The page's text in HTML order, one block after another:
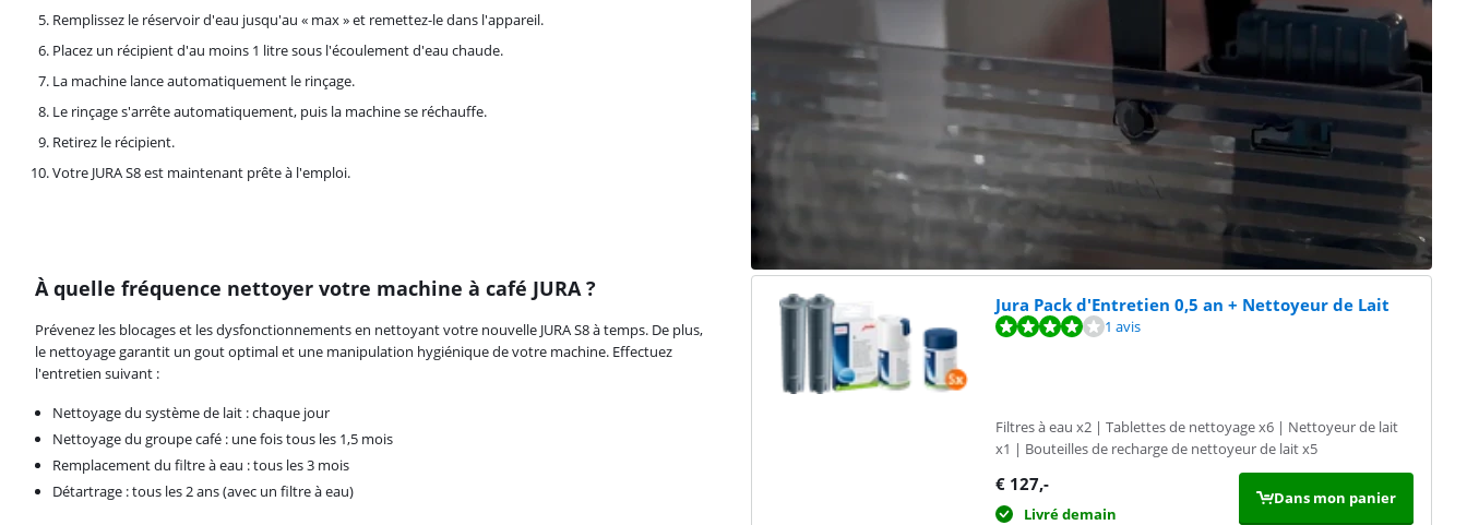
Remplissez le réservoir d'eau jusqu'au « max » et remettez-le dans l'appareil.
Placez un récipient d'au moins 1 litre sous l'écoulement d'eau chaude.
La machine lance automatiquement le rinçage.
Le rinçage s'arrête automatiquement, puis la machine se réchauffe.
Retirez le récipient.
Votre JURA S8 est maintenant prête à l'emploi.
À quelle fréquence nettoyer votre machine à café JURA ?
Prévenez les blocages et les dysfonctionnements en nettoyant votre nouvelle JURA S8 à temps. De plus,
le nettoyage garantit un gout optimal et une manipulation hygiénique de votre machine. Effectuez
l'entretien suivant :
Nettoyage du système de lait : chaque jour
Nettoyage du groupe café : une fois tous les 1,5 mois
Remplacement du filtre à eau : tous les 3 mois
Détartrage : tous les 2 ans (avec un filtre à eau)
Jura Pack d'Entretien 0,5 an + Nettoyeur de Lait
La note est de 8,0 sur 10, basée sur 1 avis. 1 avis
Filtres à eau x2 | Tablettes de nettoyage x6 | Nettoyeur de lait
x1 | Bouteilles de recharge de nettoyeur de lait x5
€ 127,-
Livré demain
Dans mon panier